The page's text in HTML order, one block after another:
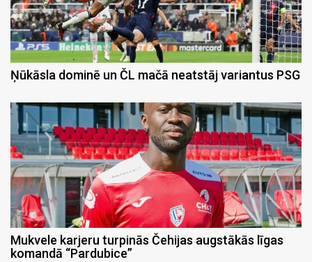
Ņūkāsla dominē un ČL mačā neatstāj variantus PSG
Mukvele karjeru turpinās Čehijas augstākās līgas
komandā “Pardubice”